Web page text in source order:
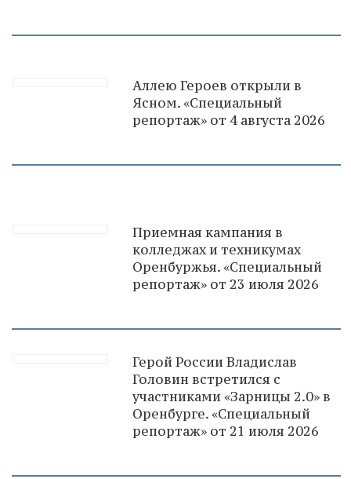
Аллею Героев открыли в
Ясном. «Специальный
репортаж» от 4 августа 2026
Приемная кампания в
колледжах и техникумах
Оренбуржья. «Специальный
репортаж» от 23 июля 2026
Герой России Владислав
Головин встретился с
участниками «Зарницы 2.0» в
Оренбурге. «Специальный
репортаж» от 21 июля 2026